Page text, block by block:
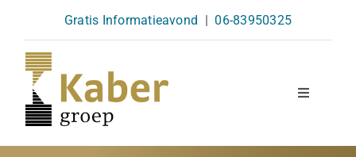
content
Gratis Informatieavond | 06-83950325
Toggle
Opleidingen